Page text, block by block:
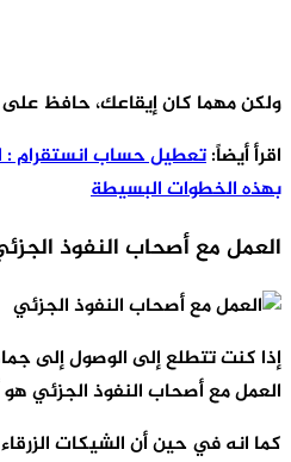
ولكن مهما كان إيقاعك، حافظ على
اقرأ أيضاً:تعطيل حساب انستقرام :
بهذه الخطوات البسيطة
العمل مع أصحاب النفوذ الجزئي
العمل مع أصحاب النفوذ الجزئي هو
كما انه في حين أن الشيكات الزرقاء